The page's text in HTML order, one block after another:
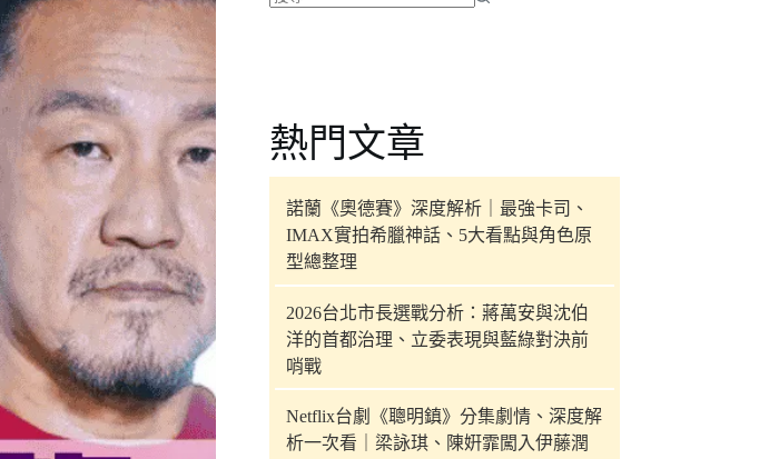
合
條
件
的
結
熱門文章
諾蘭《奧德賽》深度解析｜最強卡司、
IMAX實拍希臘神話、5大看點與角色原
型總整理
2026台北市長選戰分析：蔣萬安與沈伯
洋的首都治理、立委表現與藍綠對決前
哨戰
Netflix台劇《聰明鎮》分集劇情、深度解
析一次看｜梁詠琪、陳姸霏闖入伊藤潤